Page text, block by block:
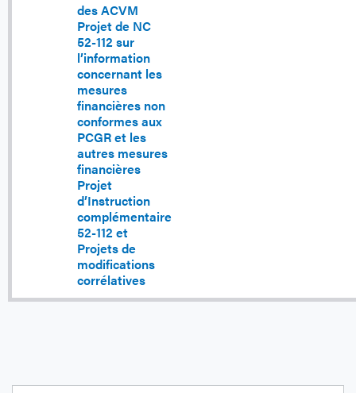
des ACVM
Projet de NC
52-112 sur
l’information
concernant les
mesures
financières non
conformes aux
PCGR et les
autres mesures
financières
Projet
d’Instruction
complémentaire
52-112 et
Projets de
modifications
corrélatives